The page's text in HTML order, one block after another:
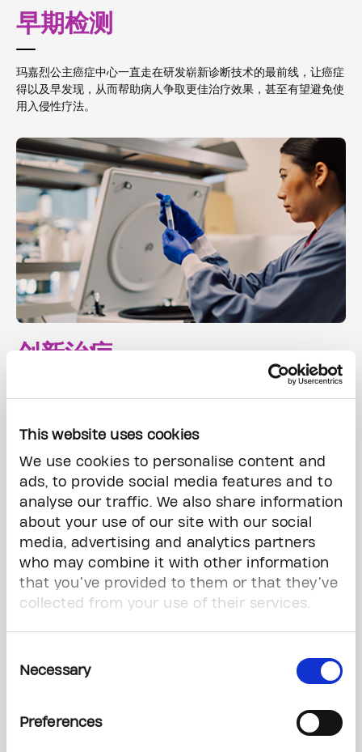
This website uses cookies
We use cookies to personalise content and
ads, to provide social media features and to
analyse our traffic. We also share information
about your use of our site with our social
media, advertising and analytics partners
who may combine it with other information
that you’ve provided to them or that they’ve
collected from your use of their services.
Selection
Necessary
Preferences
早期检测
玛嘉烈公主癌症中⼼⼀直⾛在研发崭新诊断技术的最前线，让癌症
得以及早发现，从⽽帮助病⼈争取更佳治疗效果，甚⾄有望避免使
⽤⼊侵性疗法。
创新治疗
玛嘉烈公主癌症中⼼是创新癌症治疗的先驱。我们享誉全球的研究
每位癌症患者的独特需要，我们正积极研发有望取代传统化疗的⽅
法，借此减轻癌症治疗对患者⾝⼼所带来的冲击。